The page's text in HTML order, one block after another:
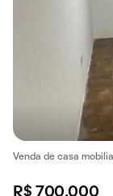
Venda de casa
R$ 700.000